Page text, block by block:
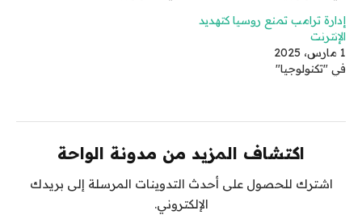
إدارة ترامب تمنع روسيا كتهديد
الإنترنت
1 مارس، 2025
في "تكنولوجيا"
اكتشاف المزيد من مدونة الواحة
اشترك للحصول على أحدث التدوينات المرسلة إلى بريدك
الإلكتروني.